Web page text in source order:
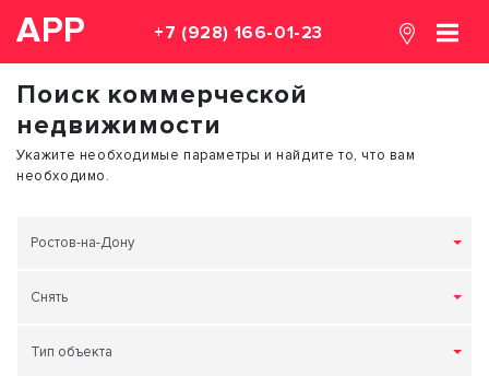
АРР +7 (928) 166-01-23
Поиск коммерческой
недвижимости
Укажите необходимые параметры и найдите то, что вам
необходимо.
Ростов-на-Дону
Снять
Тип объекта